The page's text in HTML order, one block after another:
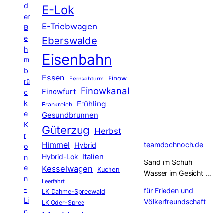
d
er
B
e
h
m
b
rü
c
k
e
K
r
o
n
e
n
-
Li
c
E-Lok
E-Triebwagen
Eberswalde
Eisenbahn
Essen Fernsehturm Finow
Finowfurt Finowkanal
Frankreich Frühling
Gesundbrunnen
Güterzug Herbst
Himmel
Hybrid
Hybrid-Lok Italien
Kesselwagen Kuchen
Leerfahrt
LK Dahme-Spreewald
LK Oder-Spree
teamdochnoch.de
Sand im Schuh,
Wasser im Gesicht …
für Frieden und
Völkerfreundschaft